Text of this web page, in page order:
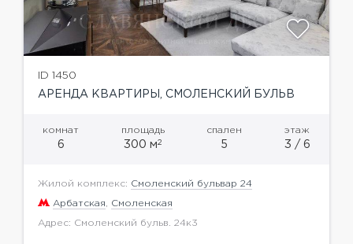
ID 1450
АРЕНДА КВАРТИРЫ, СМОЛЕНСКИЙ БУЛЬВ
комнат
6
площадь
300 м2
спален
5
этаж
3 / 6
Жилой комплекс: Смоленский бульвар 24
Арбатская, Смоленская
Адрес: Смоленский бульв. 24к3